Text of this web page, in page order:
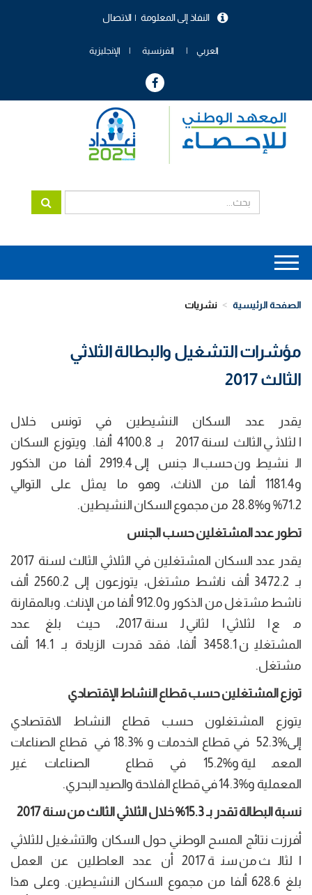
الاتصال النفاذ إلى المعلومة
العربي الفرنسية الإنجليزية
Main
navigation
الصفحة الرئيسية نشريات
مؤشرات التشغيل والبطالة الثلاثي
الثالث 2017
يقدر عدد السكان النشيطين في تونس خلال
الثلاثي الثالث لسنة 2017 بـ 4100.8 ألفا. ويتوزع السكان
النشيطون حسب الجنس إلى 2919.4 ألفا من الذكور
و1181.4 ألفا من الاناث، وهو ما يمثل على التوالي
71.2% و%28.8 من مجموع السكان النشيطين.
تطور عدد المشتغلين حسب الجنس
يقدر عدد السكان المشتغلين في الثلاثي الثالث لسنة 2017
بـ 3472.2 ألف ناشط مشتغل، يتوزعون إلى 2560.2 ألف
ناشط مشتغل من الذكور و912.0 ألفا من الإناث. وبالمقارنة
مع الثلاثي الثاني لسنة 2017، حيث بلغ عدد
المشتغلين 3458.1 ألفا، فقد قدرت الزيادة بـ 14.1 ألف
مشتغل.
توزع المشتغلين حسب قطاع النشاط الإقتصادي
يتوزع المشتغلون حسب قطاع النشاط الاقتصادي
إلى%52.3 في قطاع الخدمات و %18.3 في قطاع الصناعات
المعملية و%15.2 في قطاع الصناعات غير
المعملية و%14.3 في قطاع الفلاحة والصيد البحري.
نسبة البطالة تقدر بـ 15.3% خلال الثلاثي الثالث من سنة 2017
أفرزت نتائج المسح الوطني حول السكان والتشغيل للثلاثي
الثالث من سنة 2017 أن عدد العاطلين عن العمل
بلغ 628.6 ألفا من مجموع السكان النشيطين. وعلى هذا